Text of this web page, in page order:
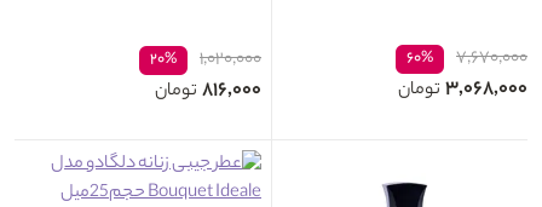
۷,۶۷۰,۰۰۰ ۶۰%
۳,۰۶۸,۰۰۰ تومان
۱,۰۲۰,۰۰۰ ۲۰%
۸۱۶,۰۰۰ تومان